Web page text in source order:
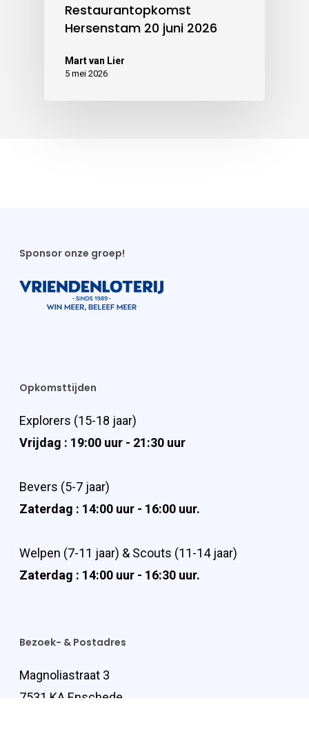
Restaurantopkomst
Hersenstam 20 juni 2026
Mart van Lier
5 mei 2026
Sponsor onze groep!
Opkomsttijden
Explorers (15-18 jaar)
Vrijdag : 19:00 uur - 21:30 uur
Bevers (5-7 jaar)
Zaterdag : 14:00 uur - 16:00 uur.
Welpen (7-11 jaar) & Scouts (11-14 jaar)
Zaterdag : 14:00 uur - 16:30 uur.
Bezoek- & Postadres
Magnoliastraat 3
7531 KA Enschede